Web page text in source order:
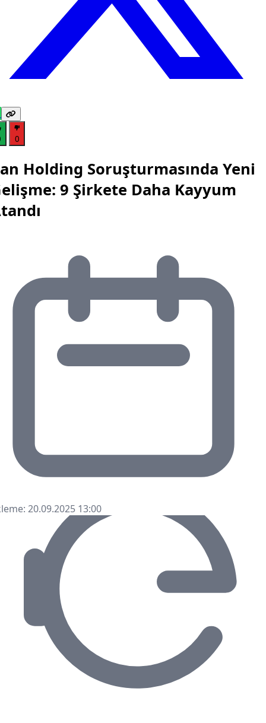
0
Holding Soruşturmasında Yeni
9 Şirkete Daha Kayyum
20.09.2025 13:00